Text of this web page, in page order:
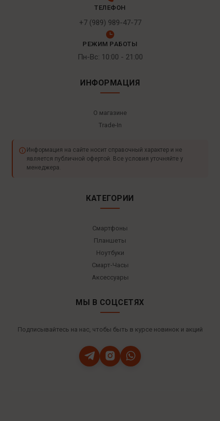
ТЕЛЕФОН
+7 (989) 989-47-77
РЕЖИМ РАБОТЫ
Пн-Вс: 10:00 - 21:00
ИНФОРМАЦИЯ
О магазине
Trade-In
Информация на сайте носит справочный характер и не
является публичной офертой. Все условия уточняйте у
менеджера.
КАТЕГОРИИ
Смартфоны
Планшеты
Ноутбуки
Смарт-Часы
Аксессуары
МЫ В СОЦСЕТЯХ
Подписывайтесь на нас, чтобы быть в курсе новинок и акций